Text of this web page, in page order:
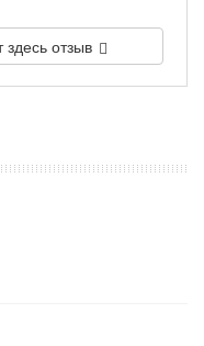
здесь отзыв